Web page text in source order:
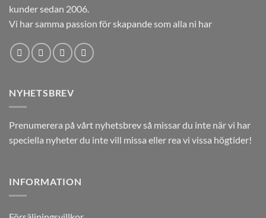
kunder sedan 2006.
Vi har samma passion för skapande som alla ni har
NYHETSBREV
Prenumerera på vårt nyhetsbrev så missar du inte när vi har
speciella nyheter du inte vill missa eller rea vi vissa högtider!
INFORMATION